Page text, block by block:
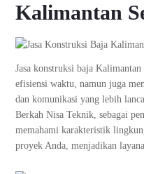
Kalimantan
Jasa konstruksi baja
efisiensi waktu, namun juga
dan komunikasi yang lebih
Berkah Nisa Teknik, sebagai
memahami karakteristik
proyek Anda, menjadikan